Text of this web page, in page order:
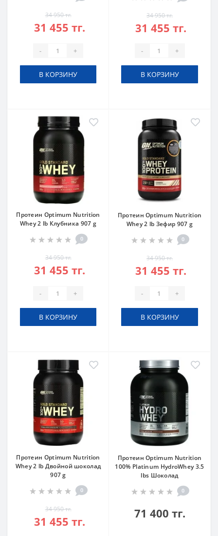
34 950 тг.
31 455 тг.
- +
В КОРЗИНУ
34 950 тг.
31 455 тг.
- +
В КОРЗИНУ
Протеин Optimum Nutrition
Whey 2 lb Клубника 907 g
0
34 950 тг.
31 455 тг.
- +
В КОРЗИНУ
Протеин Optimum Nutrition
Whey 2 lb Зефир 907 g
0
34 950 тг.
31 455 тг.
- +
В КОРЗИНУ
Протеин Optimum Nutrition
Whey 2 lb Двойной шоколад
907 g
0
34 950 тг.
31 455 тг.
Протеин Optimum Nutrition
100% Platinum HydroWhey 3.5
lbs Шоколад
0
71 400 тг.